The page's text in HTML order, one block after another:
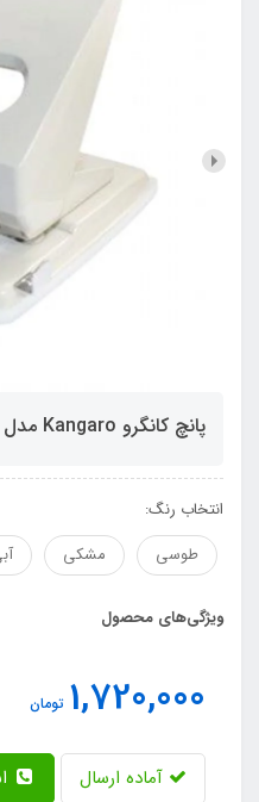
پانچ کانگرو Kangaro مدل DP-700
انتخاب رنگ:
طوسی
مشکی
ویژگی‌های محصول
1,720,000 تومان
آماده ارسال